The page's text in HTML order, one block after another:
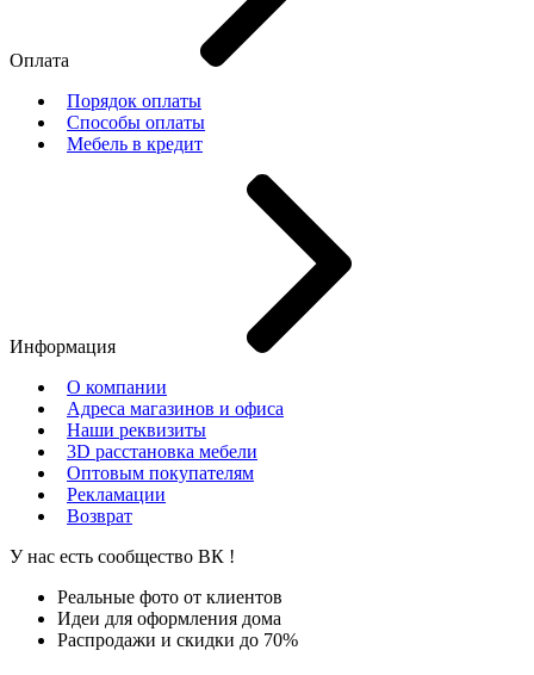
Оплата
Порядок оплаты
Способы оплаты
Мебель в кредит
Информация
О компании
Адреса магазинов и офиса
Наши реквизиты
3D расстановка мебели
Оптовым покупателям
Рекламации
Возврат
У нас есть сообщество ВК !
Реальные фото от клиентов
Идеи для оформления дома
Распродажи и скидки до 70%